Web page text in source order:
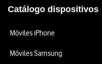
Catálogo dispositivos
Móviles iPhone
Móviles Samsung